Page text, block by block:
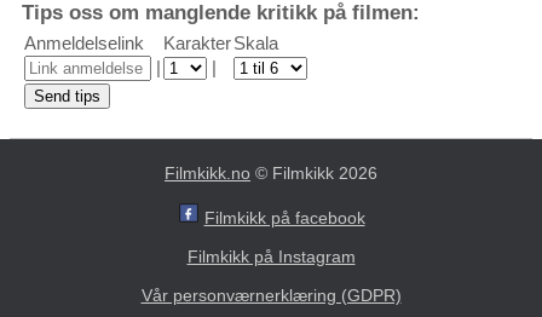
Tips oss om manglende kritikk på filmen:
Anmeldelselink KarakterSkala
|
|
Filmkikk.no © Filmkikk 2026
Filmkikk på facebook
Filmkikk på Instagram
Vår personværnerklæring (GDPR)